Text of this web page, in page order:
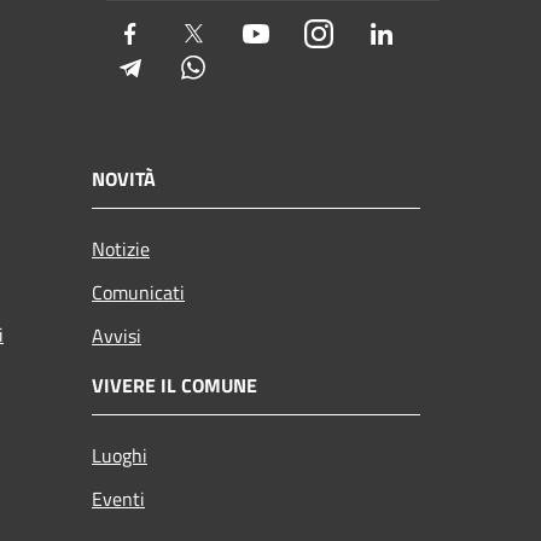
Facebook Twitter YoutubeInstagram
Telegram
NOVITÀ
Notizie
Comunicati
Avvisi
VIVERE IL COMUNE
Luoghi
Eventi